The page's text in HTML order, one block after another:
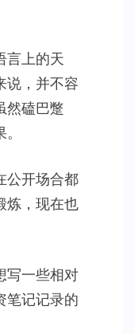
言上的天
说，并不容
然磕巴蹩
公开场合都
炼，现在也
写一些相对
笔记记录的